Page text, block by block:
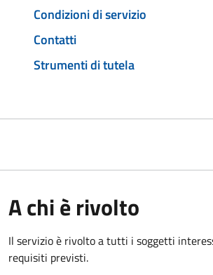
Condizioni di servizio
Contatti
Strumenti di tutela
A chi è rivolto
Il servizio è rivolto a tutti i soggetti
requisiti previsti.